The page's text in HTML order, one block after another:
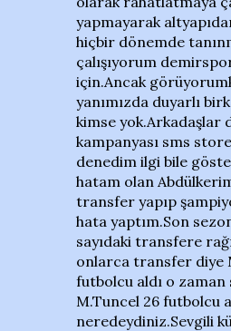
yapmayarak
hiçbir dönemde
çalışıyorum
için.Ancak
yanımızda duyarlı
kimse yok.Arkadaşlar
kampanyası sms
denedim ilgi bile
hatam olan
transfer yapıp
hata yaptım.Son
sayıdaki transfere
onlarca transfer diye
futbolcu aldı o zaman
M.Tuncel 26 futbolcu
neredeydiniz.Sevgili